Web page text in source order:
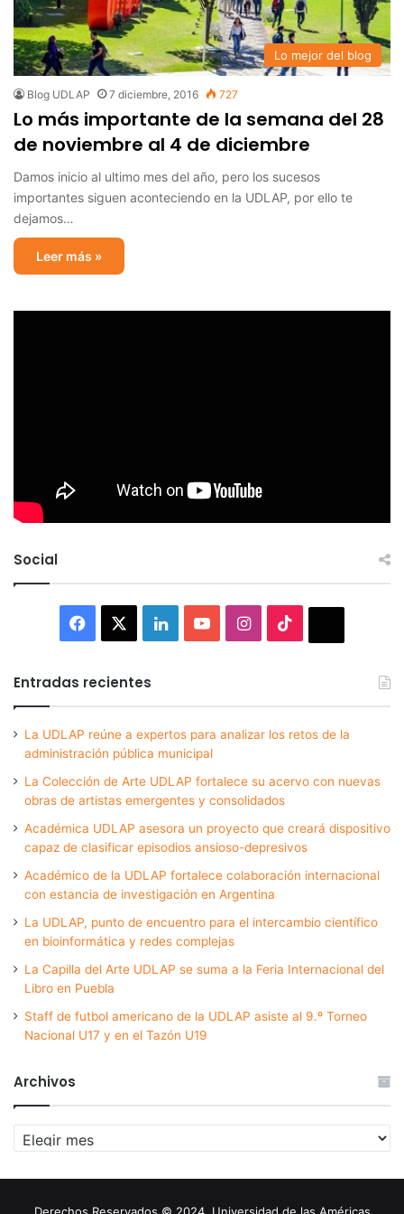
Lo mejor del blog
Blog UDLAP 7 diciembre, 2016 727
Lo más importante de la semana del 28
de noviembre al 4 de diciembre
Damos inicio al ultimo mes del año, pero los sucesos
importantes siguen aconteciendo en la UDLAP, por ello te
dejamos…
Leer más »
Social
Facebook LinkedInYouTubeInstagram
Entradas recientes
La UDLAP reúne a expertos para analizar los retos de la
administración pública municipal
La Colección de Arte UDLAP fortalece su acervo con nuevas
obras de artistas emergentes y consolidados
Académica UDLAP asesora un proyecto que creará dispositivo
capaz de clasificar episodios ansioso-depresivos
Académico de la UDLAP fortalece colaboración internacional
con estancia de investigación en Argentina
La UDLAP, punto de encuentro para el intercambio científico
en bioinformática y redes complejas
La Capilla del Arte UDLAP se suma a la Feria Internacional del
Libro en Puebla
Staff de futbol americano de la UDLAP asiste al 9.º Torneo
Nacional U17 y en el Tazón U19
Archivos
Archivos